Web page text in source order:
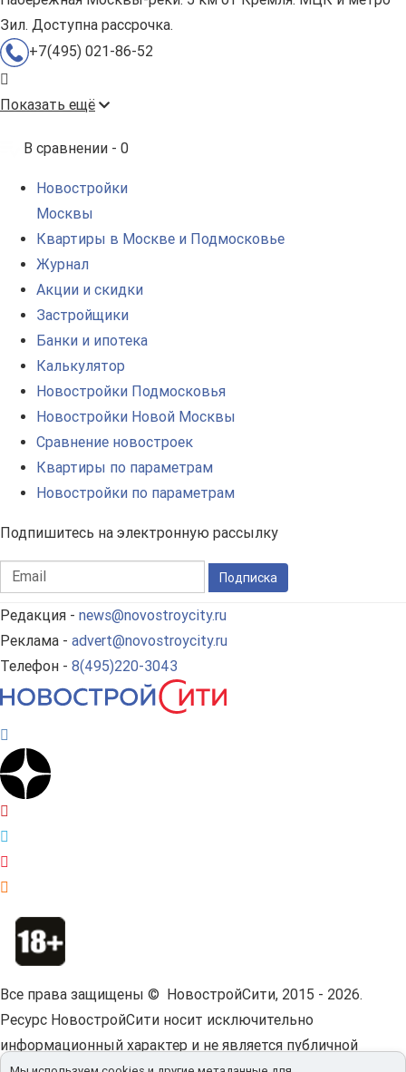
Зил. Доступна рассрочка.
+7(495) 021-86-52
Показать ещё
В сравнении - 0
Новостройки
Москвы
Квартиры в Москве и Подмосковье
Журнал
Акции и скидки
Застройщики
Банки и ипотека
Калькулятор
Новостройки Подмосковья
Новостройки Новой Москвы
Сравнение новостроек
Квартиры по параметрам
Новостройки по параметрам
Подпишитесь на электронную рассылку
Подписка
Редакция - news@novostroycity.ru
Реклама - advert@novostroycity.ru
Телефон - 8(495)220-3043
Все права защищены © НовостройСити, 2015 - 2026.
Ресурс НовостройСити носит исключительно
информационный характер и не является публичной